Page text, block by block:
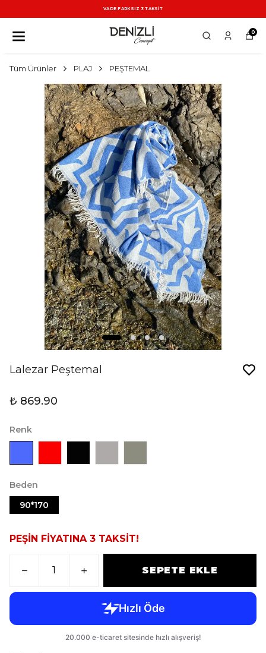
VADE FARKSIZ 3 TAKSİT
0
Tüm Ürünler PLAJ PEŞTEMAL
Lalezar Peştemal
₺ 869.90
Renk
Beden
90*170
PEŞİN FİYATINA 3 TAKSİT!
SEPETE EKLE